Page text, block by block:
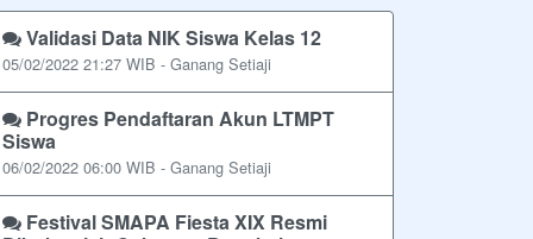
Validasi Data NIK Siswa Kelas 12
05/02/2022 21:27 WIB - Ganang Setiaji
Progres Pendaftaran Akun LTMPT
Siswa
06/02/2022 06:00 WIB - Ganang Setiaji
Festival SMAPA Fiesta XIX Resmi